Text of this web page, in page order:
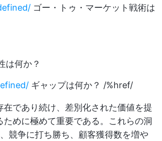
ゴー・トゥ・マーケット戦術は
は何か？
ギャップは何か？ /%href/
在であり続け、差別化された価値を提
めに極めて重要である。これらの洞
競争に打ち勝ち、顧客獲得数を増や